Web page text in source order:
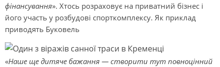
фінансування». Хтось розраховує на приватний бізнес і
його участь у розбудові спорткомплексу. Як приклад
приводять Буковель
«Наше ще дитяче бажання — створити тут повноцінний